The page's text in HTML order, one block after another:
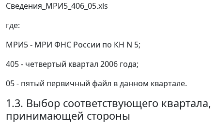
Сведения_МРИ5_406_05.xls
где:
МРИ5 - МРИ ФНС России по КН N 5;
405 - четвертый квартал 2006 года;
05 - пятый первичный файл в данном квартале.
1.3. Выбор соответствующего квартала,
принимающей стороны